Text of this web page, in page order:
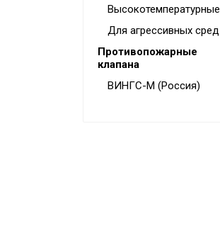
Высокотемпературные
Для агрессивных сред
Противопожарные
клапана
ВИНГС-М (Россия)